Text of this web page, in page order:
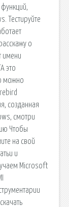
Тестируйте
о
имени
это
можно
созданная
смотри
Чтобы
на свой
и
Microsoft